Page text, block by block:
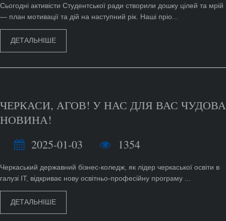
Сьогодні активісти Студентської ради створили дошку цілей та мрій
— план мотивації та дій на наступний рік. Наші пріо...
ДЕТАЛЬНІШЕ
ЧЕРКАСИ, АГОВ! У НАС ДЛЯ ВАС ЧУДОВА
НОВИНА!
2025-01-03
1354
Черкаський державний бізнес-коледж, як лідер черкаської освіти в
галузі IT, відкриває нову освітньо-професійну програму ...
ДЕТАЛЬНІШЕ